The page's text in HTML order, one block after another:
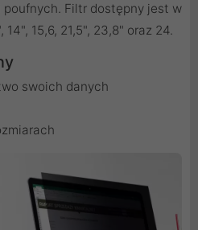
Filtr dostępny jest w
15,6, 21,5", 23,8" oraz 24.
swoich danych